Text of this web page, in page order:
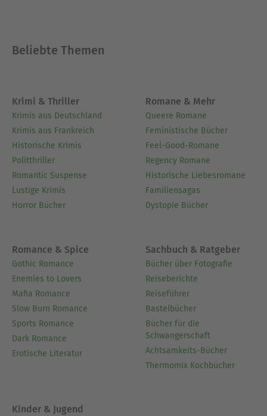
Beliebte Themen
Krimi & Thriller
Krimis aus Deutschland
Krimis aus Frankreich
Historische Krimis
Politthriller
Romantic Suspense
Lustige Krimis
Horror Bücher
Romane & Mehr
Queere Romane
Feministische Bücher
Feel-Good-Romane
Regency Romane
Historische Liebesromane
Familiensagas
Dystopie Bücher
Romance & Spice
Gothic Romance
Enemies to Lovers
Mafia Romance
Slow Burn Romance
Sports Romance
Dark Romance
Erotische Literatur
Sachbuch & Ratgeber
Bücher über Fotografie
Reiseberichte
Reiseführer
Bastelbücher
Bücher für die
Schwangerschaft
Achtsamkeits-Bücher
Thermomix Kochbücher
Kinder & Jugend